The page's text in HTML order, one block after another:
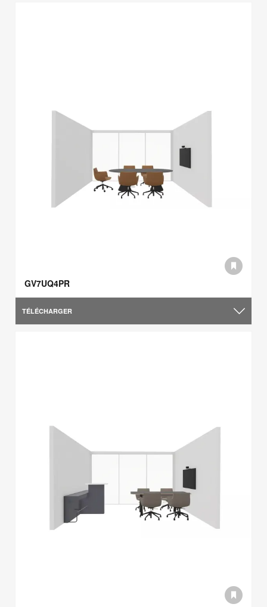
GV7UQ4PR
TÉLÉCHARGER